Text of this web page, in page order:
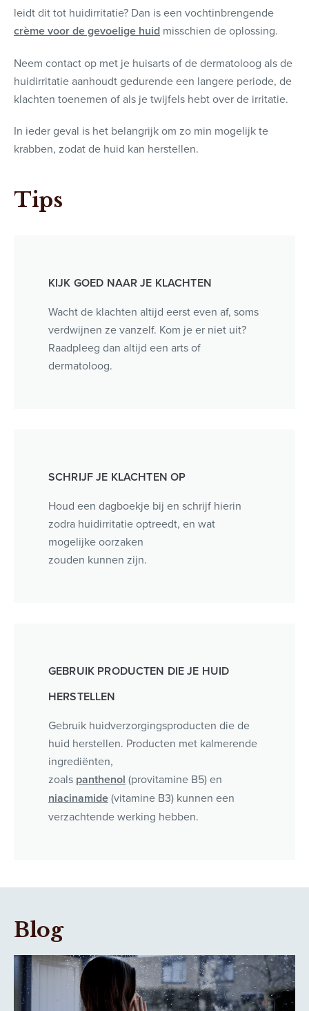
leidt dit tot huidirritatie? Dan is een vochtinbrengende
crème voor de gevoelige huid misschien de oplossing.
Neem contact op met je huisarts of de dermatoloog als de
huidirritatie aanhoudt gedurende een langere periode, de
klachten toenemen of als je twijfels hebt over de irritatie.
In ieder geval is het belangrijk om zo min mogelijk te
krabben, zodat de huid kan herstellen.
Tips
KIJK GOED NAAR JE KLACHTEN
Wacht de klachten altijd eerst even af, soms
verdwijnen ze vanzelf. Kom je er niet uit?
Raadpleeg dan altijd een arts of
dermatoloog.
SCHRIJF JE KLACHTEN OP
Houd een dagboekje bij en schrijf hierin
zodra huidirritatie optreedt, en wat
mogelijke oorzaken
zouden kunnen zijn.
GEBRUIK PRODUCTEN DIE JE HUID
HERSTELLEN
Gebruik huidverzorgingsproducten die de
huid herstellen. Producten met kalmerende
ingrediënten,
zoals panthenol (provitamine B5) en
niacinamide(vitamine B3) kunnen een
verzachtende werking hebben.
Blog